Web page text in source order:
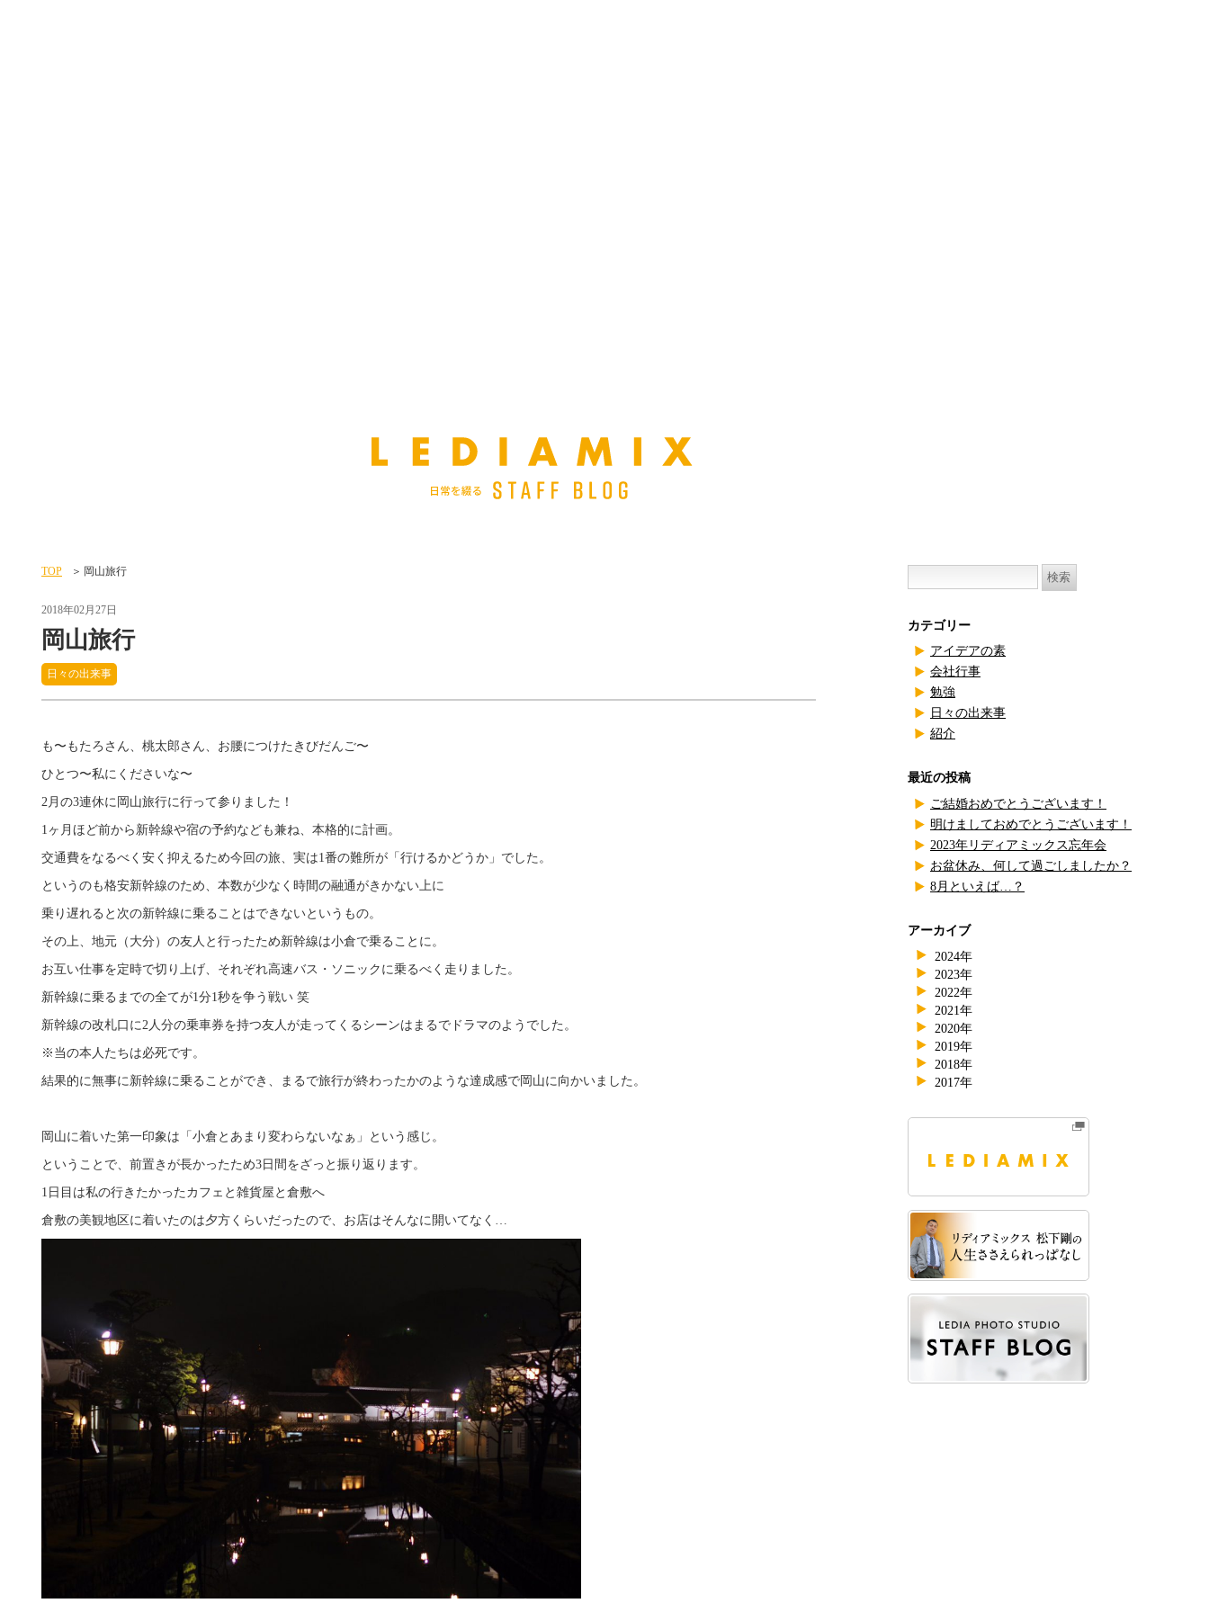
TOP 岡山旅行
2018年02月27日
岡山旅行
日々の出来事
も〜もたろさん、桃太郎さん、お腰につけたきびだんご〜
ひとつ〜私にくださいな〜
2月の3連休に岡山旅行に行って参りました！
1ヶ月ほど前から新幹線や宿の予約なども兼ね、本格的に計画。
交通費をなるべく安く抑えるため今回の旅、実は1番の難所が「行けるかどうか」でした。
というのも格安新幹線のため、本数が少なく時間の融通がきかない上に
乗り遅れると次の新幹線に乗ることはできないというもの。
その上、地元（大分）の友人と行ったため新幹線は小倉で乗ることに。
お互い仕事を定時で切り上げ、それぞれ高速バス・ソニックに乗るべく走りました。
新幹線に乗るまでの全てが1分1秒を争う戦い 笑
新幹線の改札口に2人分の乗車券を持つ友人が走ってくるシーンはまるでドラマのようでした。
※当の本人たちは必死です。
結果的に無事に新幹線に乗ることができ、まるで旅行が終わったかのような達成感で岡山に向かいました。
岡山に着いた第一印象は「小倉とあまり変わらないなぁ」という感じ。
ということで、前置きが長かったため3日間をざっと振り返ります。
1日目は私の行きたかったカフェと雑貨屋と倉敷へ
倉敷の美観地区に着いたのは夕方くらいだったので、お店はそんなに開いてなく…
検
カテゴリー
アイデアの素
会社行事
勉強
日々の出来事
紹介
最近の投稿
ご結婚おめでとうございます！
明けましておめでとうございます！
2023年リディアミックス忘年会
お盆休み、何して過ごしましたか？
8月といえば…？
アーカイブ
2024年
2023年
2022年
2021年
2020年
2019年
2018年
2017年